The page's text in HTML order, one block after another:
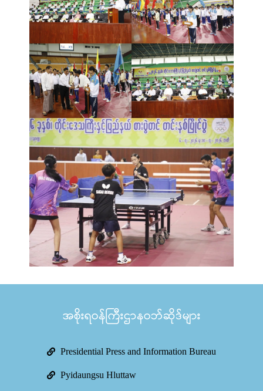
အစိုးရဝန်ကြီးဌာနဝဘ်ဆိုဒ်များ
Presidential Press and Information Bureau
Pyidaungsu Hluttaw